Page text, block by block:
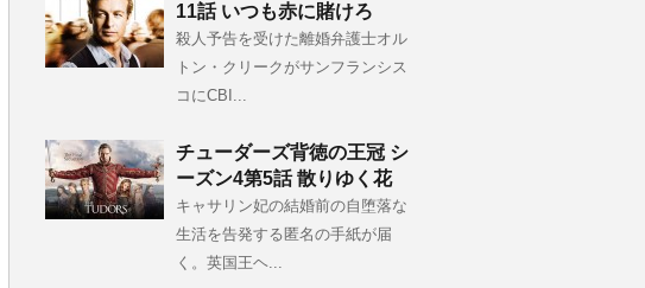
11話 いつも赤に賭けろ
殺人予告を受けた離婚弁護士オル
トン・クリークがサンフランシス
コにCBI...
チューダーズ背徳の王冠 シ
ーズン4第5話 散りゆく花
キャサリン妃の結婚前の自堕落な
生活を告発する匿名の手紙が届
く。英国王ヘ...